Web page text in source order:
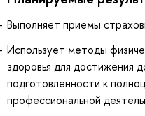
Выполняет приемы
Использует методы
здоровья для достижения
подготовленности к
профессиональной